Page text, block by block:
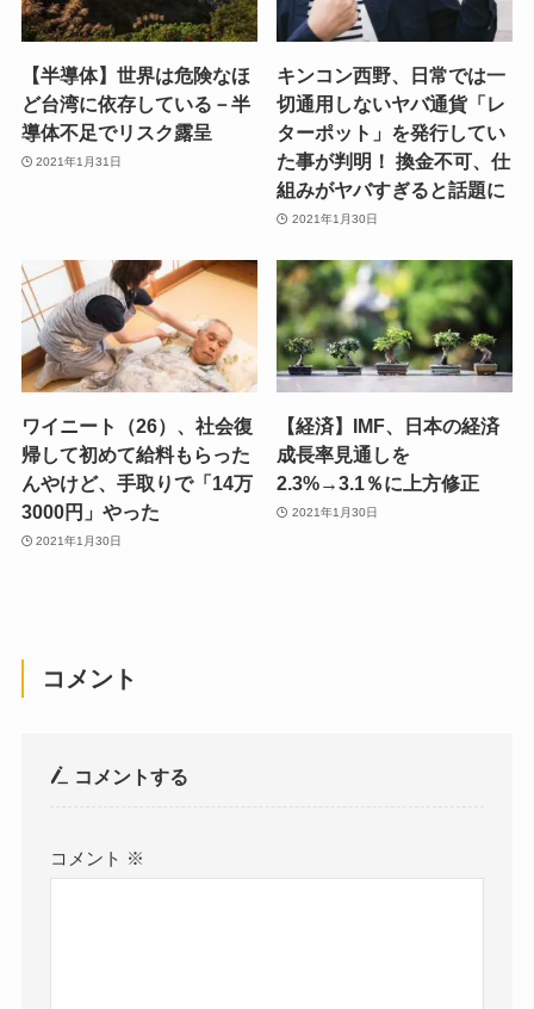
【半導体】世界は危険なほ
ど台湾に依存している－半
導体不足でリスク露呈
2021年1月31日
キンコン西野、日常では一
切通用しないヤバ通貨「レ
ターポット」を発行してい
た事が判明！ 換金不可、仕
組みがヤバすぎると話題に
2021年1月30日
ワイニート（26）、社会復
帰して初めて給料もらった
んやけど、手取りで「14万
3000円」やった
2021年1月30日
【経済】IMF、日本の経済
成長率見通しを
2.3%→3.1％に上方修正
2021年1月30日
コメント
コメントする
コメント ※